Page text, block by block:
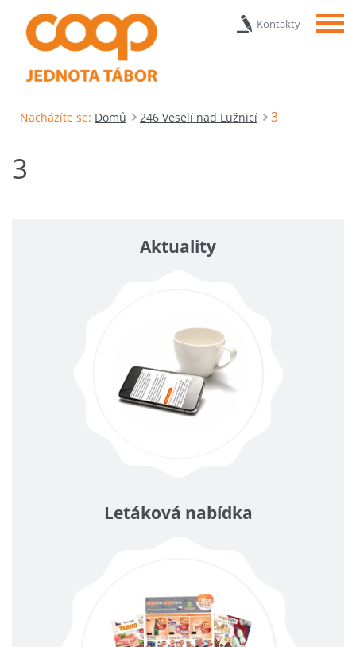
Kontakty Menu
Nacházíte se: Domů 246 Veselí nad Lužnicí 3
3
Aktuality
Letáková nabídka